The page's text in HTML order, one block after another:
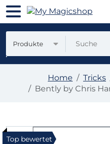
Produkte
Home Tricks
Bently by Chris
Top bewertet